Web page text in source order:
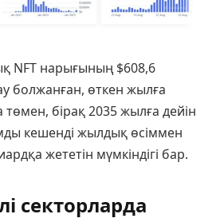
NFT нарығының $608,6
болжанған, өткен жылға
бірақ 2035 жылға дейін
кешенді жылдық өсіммен
жететін мүмкіндігі бар.
секторларда